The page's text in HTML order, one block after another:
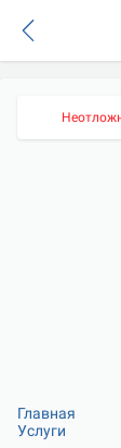
Главная
Услуги